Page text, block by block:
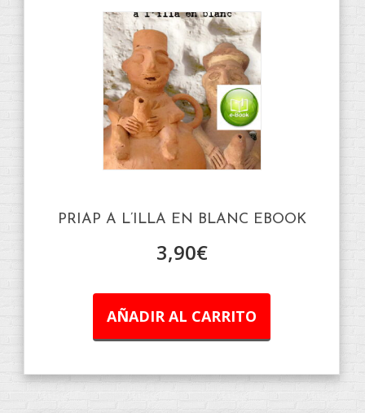
PRIAP A L’ILLA EN BLANC EBOOK
3,90€
AÑADIR AL CARRITO